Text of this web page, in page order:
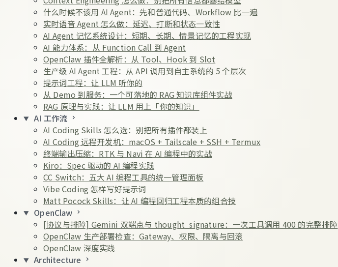
什么时候不该用 AI Agent：先和普通代码、Workflow 比一遍
实时语音 Agent 怎么做：延迟、打断和状态一致性
AI Agent 记忆系统设计：短期、长期、情景记忆的工程实现
AI 能力体系：从 Function Call 到 Agent
OpenClaw 插件全解析：从 Tool、Hook 到 Slot
生产级 AI Agent 工程：从 API 调用到自主系统的 5 个层次
提示词工程：让 LLM 听你的
从 Demo 到服务：一个可落地的 RAG 知识库组件实战
RAG 原理与实践：让 LLM 用上「你的知识」
AI 工作流
AI Coding Skills 怎么选：别把所有插件都装上
AI Coding 远程开发机：macOS + Tailscale + SSH + Termux
终端输出压缩：RTK 与 Navi 在 AI 编程中的实战
Kiro：Spec 驱动的 AI 编程实践
CC Switch：五大 AI 编程工具的统一管理面板
Vibe Coding 怎样写好提示词
Matt Pocock Skills：让 AI 编程回归工程本质的组合技
OpenClaw
[协议与排障] Gemini 双端点与 thought_signature：一次工具调用 400 的完整排障
OpenClaw 生产部署检查：Gateway、权限、隔离与回滚
OpenClaw 深度实践
Architecture